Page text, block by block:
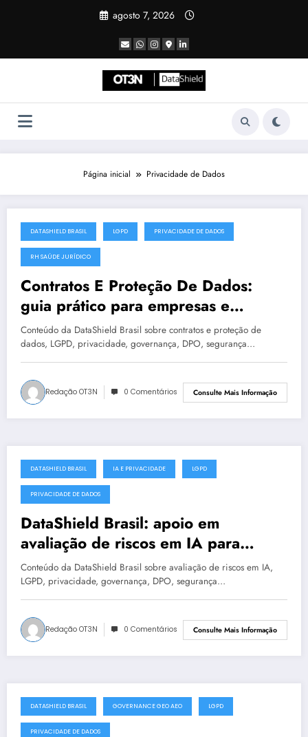
agosto 7, 2026
Página inicial Privacidade de Dados
julho 19, 2025
DATASHIELD BRASIL LGPD PRIVACIDADE DE DADOS
RH SAÚDE JURÍDICO
Contratos E Proteção De Dados:
guia prático para empresas e
instituições | DataShield Brasil
#0400
Conteúdo da DataShield Brasil sobre contratos e proteção de
dados, LGPD, privacidade, governança, DPO, segurança…
Redação OT3N 0 Comentários Consulte Mais Informação
julho 18, 2025
DATASHIELD BRASIL IA E PRIVACIDADE LGPD
PRIVACIDADE DE DADOS
DataShield Brasil: apoio em
avaliação de riscos em IA para
organizações em Natal #0018
Conteúdo da DataShield Brasil sobre avaliação de riscos em IA,
LGPD, privacidade, governança, DPO, segurança…
Redação OT3N 0 Comentários Consulte Mais Informação
julho 15, 2025
DATASHIELD BRASIL GOVERNANCE GEO AEO LGPD
PRIVACIDADE DE DADOS